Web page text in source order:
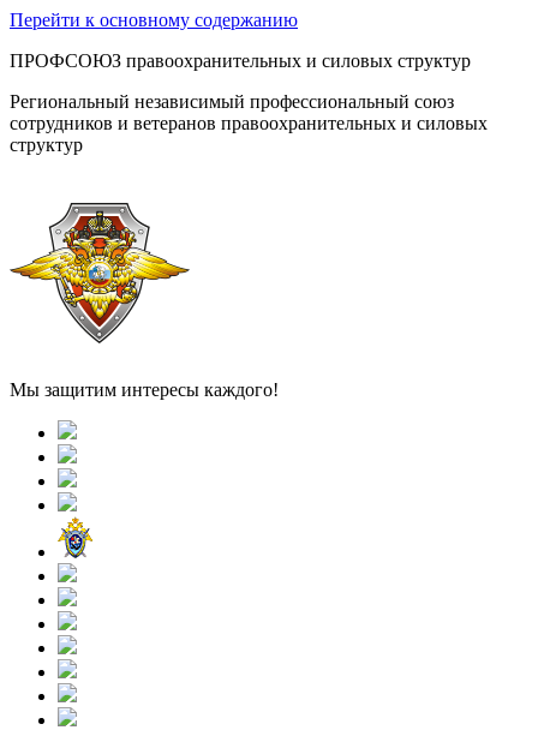
Перейти к основному содержанию
ПРОФСОЮЗ правоохранительных и силовых структур
Региональный независимый профессиональный союз
сотрудников и ветеранов правоохранительных и силовых
структур
Мы защитим интересы каждого!